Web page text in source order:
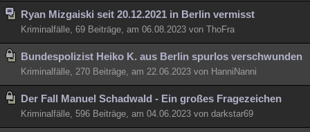
Ryan Mizgaiski seit 20.12.2021 in Berlin vermisst
Kriminalfälle, 69 Beiträge, am 06.08.2023 von ThoFra
Bundespolizist Heiko K. aus Berlin spurlos verschwunden
Kriminalfälle, 270 Beiträge, am 22.06.2023 von HanniNanni
Der Fall Manuel Schadwald - Ein großes Fragezeichen
Kriminalfälle, 596 Beiträge, am 04.06.2023 von darkstar69